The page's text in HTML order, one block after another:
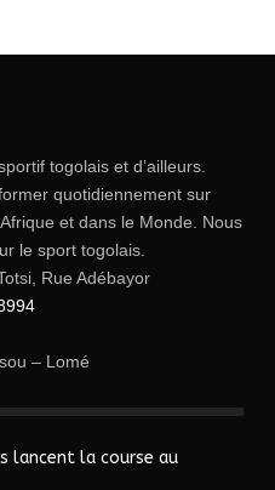
togolais et d’ailleurs.
quotidiennement sur
et dans le Monde. Nous
le sport togolais.
Rue Adébayor
– Lomé
lancent la course au